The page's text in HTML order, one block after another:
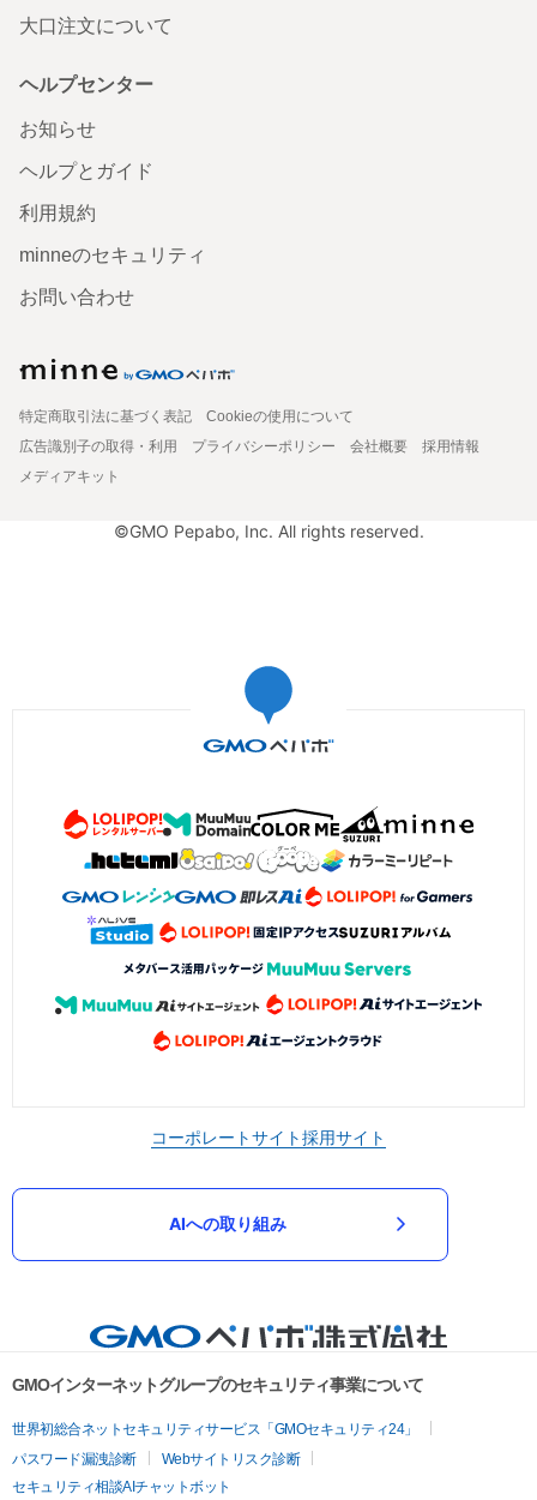
大口注文について
ヘルプセンター
お知らせ
ヘルプとガイド
利用規約
minneのセキュリティ
お問い合わせ
特定商取引法に基づく表記
Cookieの使用について
広告識別子の取得・利用
プライバシーポリシー 会社概要
採用情報
メディアキット
©GMO Pepabo, Inc. All rights reserved.
コーポレートサイト採用サイト
AIへの取り組み
GMOインターネットグループのセキュリティ事業について
世界初総合ネットセキュリティサービス「GMOセキュリティ24」
パスワード漏洩診断
Webサイトリスク診断
セキュリティ相談AIチャットボット